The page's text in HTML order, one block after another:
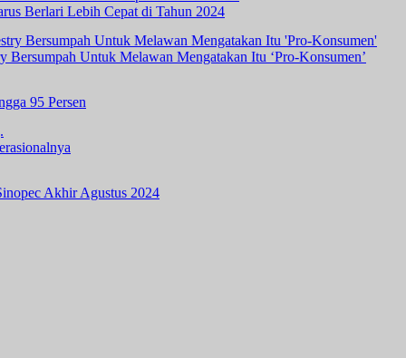
Berlari Lebih Cepat di Tahun 2024
Untuk Melawan Mengatakan Itu ‘Pro-Konsumen’
95 Persen
Akhir Agustus 2024